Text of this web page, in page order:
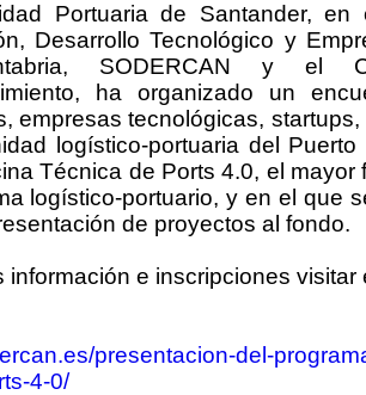
Portuaria de Santander,
Desarrollo Tecnológico y
SODERCAN y el
ha organizado un
empresas tecnológicas,
logístico-portuaria del
Técnica de Ports 4.0, el
logístico-portuario, y en el que
de proyectos al fondo.
información e inscripciones visitar
presentacion-del-
4-0/